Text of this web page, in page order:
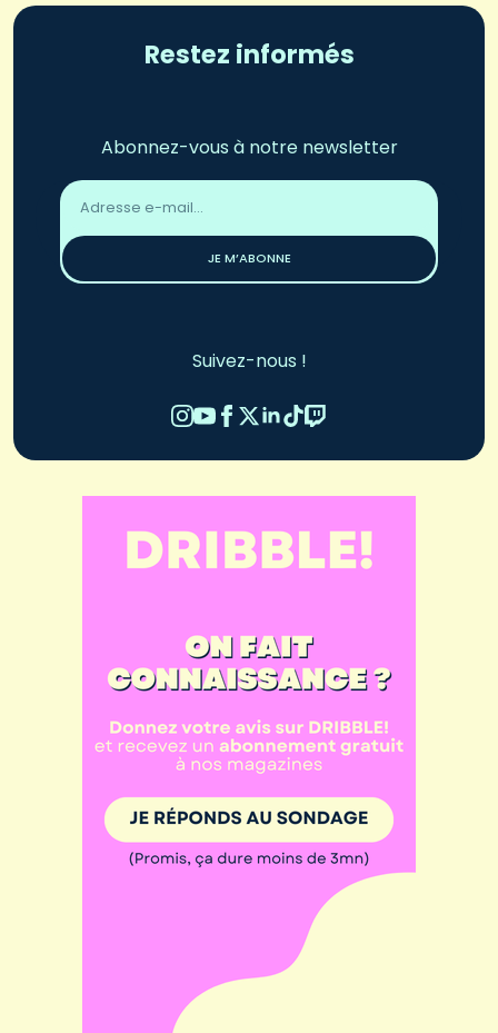
Restez informés
Abonnez-vous à notre newsletter
Adresse
email
JE M’ABONNE
Suivez-nous !